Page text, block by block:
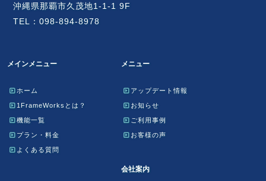
沖縄県那覇市久茂地1-1-1 9F
TEL：098-894-8978
メインメニュー
ホーム
1FrameWorksとは？
機能一覧
プラン・料金
よくある質問
メニュー
アップデート情報
お知らせ
ご利用事例
お客様の声
会社案内